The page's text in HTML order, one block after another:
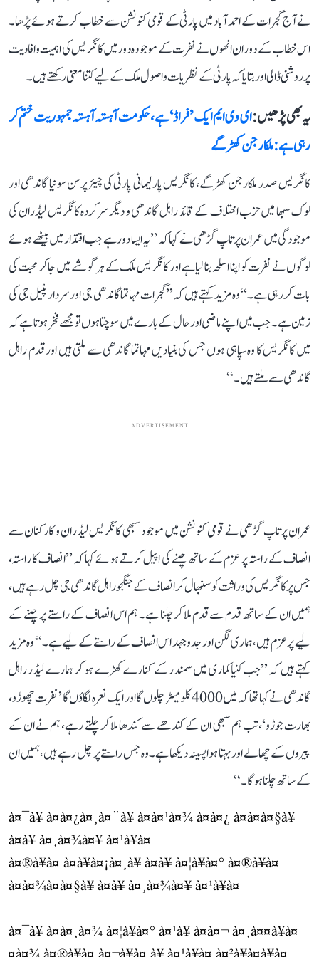
نے آج گجرات کے احمد آباد میں پارٹی کے قومی کنونشن سے خطاب کرتے ہوئے پڑھا۔
اس خطاب کے دوران انھوں نے نفرت کے موجودہ دور میں کانگریس کی اہمیت و افادیت
پر روشنی ڈالی اور بتایا کہ پارٹی کے نظریات و اصول ملک کے لیے کتنا معنی رکھتے ہیں۔
یہ بھی پڑھیں :ای وی ایم ایک ’فراڈ‘ ہے، حکومت آہستہ آہستہ جمہوریت ختم کر
رہی ہے: ملکارجن کھڑگے
کانگریس صدر ملکارجن کھڑگے، کانگریس پارلیمانی پارٹی کی چیئرپرسن سونیا گاندھی اور
لوک سبھا میں حزب اختلاف کے قائد راہل گاندھی و دیگر سرکردہ کانگریس لیڈران کی
موجودگی میں عمران پرتاپ گڑھی نے کہا کہ ’’یہ ایسا دور ہے جب اقتدار میں بیٹھے ہوئے
لوگوں نے نفرت کو اپنا اسلحہ بنا لیا ہے اور کانگریس ملک کے ہر گوشے میں جا کر محبت کی
بات کر رہی ہے۔‘‘ وہ مزید کہتے ہیں کہ ’’گجرات مہاتما گاندھی جی اور سردار پٹیل جی کی
زمین ہے۔ جب میں اپنے ماضی اور حال کے بارے میں سوچتا ہوں تو مجھے فخر ہوتا ہے کہ
میں کانگریس کا وہ سپاہی ہوں جس کی بنیادیں مہاتما گاندھی سے ملتی ہیں اور قدم راہل
گاندھی سے ملتے ہیں۔‘‘
ADVERTISEMENT
عمران پرتاپ گڑھی نے قومی کنونشن میں موجود سبھی کانگریس لیڈران و کارکنان سے
انصاف کے راستہ پر عزم کے ساتھ چلنے کی اپیل کرتے ہوئے کہا کہ ’’انصاف کا راستہ،
جس پر کانگریس کی وراثت کو سنبھال کر انصاف کے جنگجو راہل گاندھی جی چل رہے ہیں،
ہمیں ان کے ساتھ قدم سے قدم ملا کر چلنا ہے۔ ہم اس انصاف کے راستے پر چلنے کے
لیے پرعزم ہیں، ہماری لگن اور جدوجہد اس انصاف کے راستے کے لیے ہے۔‘‘ وہ مزید
کہتے ہیں کہ ’’جب کنیاکماری میں سمندر کے کنارے کھڑے ہو کر ہمارے لیڈر راہل
گاندھی نے کہا تھا کہ میں 4000 کلومیٹر چلوں گا اور ایک نعرہ لگاؤں گا ’نفرت چھوڑو،
بھارت جوڑو‘، تب ہم سبھی ان کے کندھے سے کندھا ملا کر چلتے رہے، ہم نے ان کے
پیروں کے چھالے اور بہتا ہوا پسینہ دیکھا ہے۔ وہ جس راستے پر چل رہے ہیں، ہمیں ان
کے ساتھ چلنا ہوگا۔‘‘
à¤¯à¥ à¤à¤¿à¤¸à¤¨à¥ à¤à¤¹à¤¾ à¤à¤¿ à¤à¤à¤§à¥
à¤à¥ à¤¸à¤¾à¤¥ à¤¹à¥à¤
à¤®à¥à¤ à¤à¥à¤¡à¤¸à¥ à¤à¥ à¤¦à¥à¤° à¤®à¥à¤
à¤à¤¾à¤à¤§à¥ à¤à¥ à¤¸à¤¾à¤¥ à¤¹à¥à¤
à¤¯à¥ à¤à¤¸à¤¾ à¤¦à¥à¤° à¤¹à¥ à¤à¤¬ à¤¸à¤¤à¥à¤